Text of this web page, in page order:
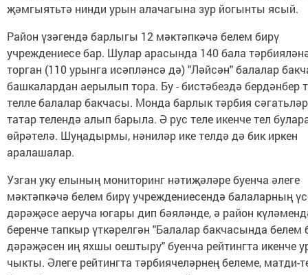
җәмгыятьтә нинди урын алачагына зур йогынты ясый.
Район үзәгендә барлыгы 12 мәктәпкәчә белем бирү
учреждениесе бар. Шулар арасында 140 бала
торган (110 урынга исәпләнсә дә) "Ләйсән" балалар
башкалардан аерылып тора. Бу - бистәбездә бердәнбер
телле балалар бакчасы. Монда барлык тәрбия
татар телендә алып барыла. Ә рус теле икенче тел
өйрәтелә. Шуңадырмы, нәниләр ике телдә дә бик иркен
аралашалар.
Узган уку елының мониторинг нәтиҗәләре буенча әлеге
мәктәпкәчә белем бирү учреждениесендә балаларның
дәрәҗәсе аеруча югары дип бәяләнде, ә район
беренче тапкыр үткәрелгән "Балалар бакчасында белем
дәрәҗәсен иң яхшы оештыру" буенча рейтингта икенче
чыкты. Әлеге рейтингта тәрбиячеләрнең белеме, матди-